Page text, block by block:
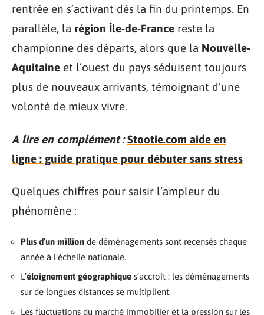
rentrée en s’activant dès la fin du printemps. En
parallèle, la région Île-de-France reste la
championne des départs, alors que la Nouvelle-
Aquitaine et l’ouest du pays séduisent toujours
plus de nouveaux arrivants, témoignant d’une
volonté de mieux vivre.
A lire en complément : Stootie.com aide en
ligne : guide pratique pour débuter sans stress
Quelques chiffres pour saisir l’ampleur du
phénomène :
Plus d’un million de déménagements sont recensés chaque
année à l’échelle nationale.
L’éloignement géographique s’accroît : les déménagements
sur de longues distances se multiplient.
Les fluctuations du marché immobilier et la pression sur les